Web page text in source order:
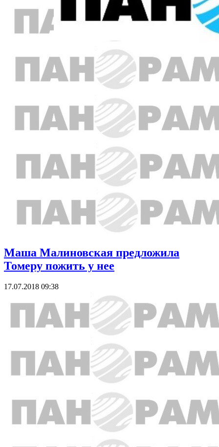
Маша Малиновская предложила
Томеру пожить у нее
17.07.2018 09:38